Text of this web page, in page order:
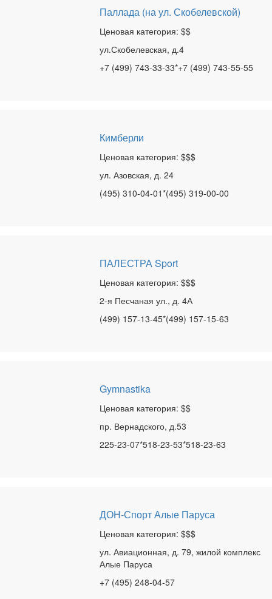
Паллада (на ул. Скобелевской)
Ценовая категория: $$
ул.Скобелевская, д.4
+7 (499) 743-33-33*+7 (499) 743-55-55
Кимберли
Ценовая категория: $$$
ул. Азовская, д. 24
(495) 310-04-01*(495) 319-00-00
ПАЛЕСТРА Sport
Ценовая категория: $$$
2-я Песчаная ул., д. 4А
(499) 157-13-45*(499) 157-15-63
Gymnastika
Ценовая категория: $$
пр. Вернадского, д.53
225-23-07*518-23-53*518-23-63
ДОН-Спорт Алые Паруса
Ценовая категория: $$$
ул. Авиационная, д. 79, жилой комплекс
Алые Паруса
+7 (495) 248-04-57